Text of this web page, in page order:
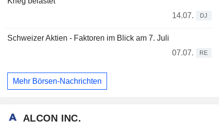
14.07.
DJ
Schweizer Aktien - Faktoren im Blick am 7. Juli
07.07.
RE
Mehr Börsen-Nachrichten
ALCON INC.